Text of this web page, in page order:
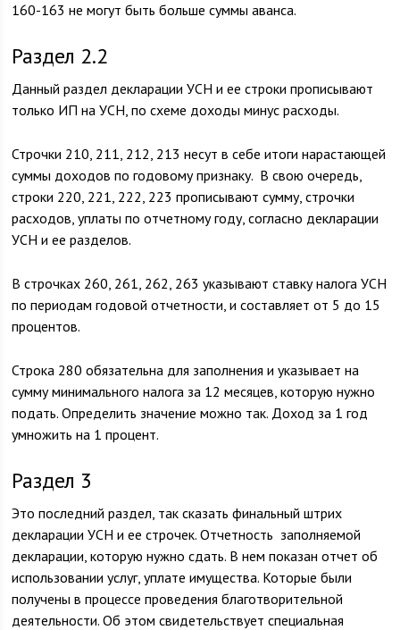
160-163 не могут быть больше суммы аванса.
Раздел 2.2
Данный раздел декларации УСН и ее строки прописывают
только ИП на УСН, по схеме доходы минус расходы.
Строчки 210, 211, 212, 213 несут в себе итоги нарастающей
суммы доходов по годовому признаку. В свою очередь,
строки 220, 221, 222, 223 прописывают сумму, строчки
расходов, уплаты по отчетному году, согласно декларации
УСН и ее разделов.
В строчках 260, 261, 262, 263 указывают ставку налога УСН
по периодам годовой отчетности, и составляет от 5 до 15
процентов.
Строка 280 обязательна для заполнения и указывает на
сумму минимального налога за 12 месяцев, которую нужно
подать. Определить значение можно так. Доход за 1 год
умножить на 1 процент.
Раздел 3
Это последний раздел, так сказать финальный штрих
декларации УСН и ее строчек. Отчетность заполняемой
декларации, которую нужно сдать. В нем показан отчет об
использовании услуг, уплате имущества. Которые были
получены в процессе проведения благотворительной
деятельности. Об этом свидетельствует специальная